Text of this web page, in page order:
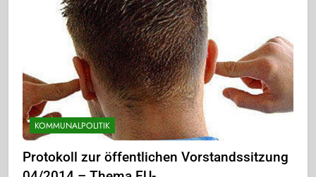
KOMMUNALPOLITIK
Protokoll zur öffentlichen Vorstandssitzung